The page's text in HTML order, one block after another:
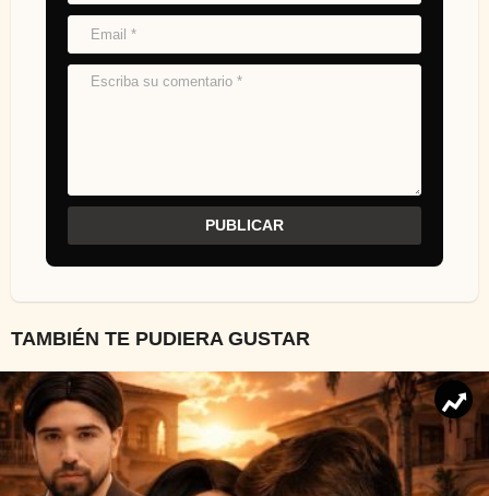
TAMBIÉN TE PUDIERA GUSTAR